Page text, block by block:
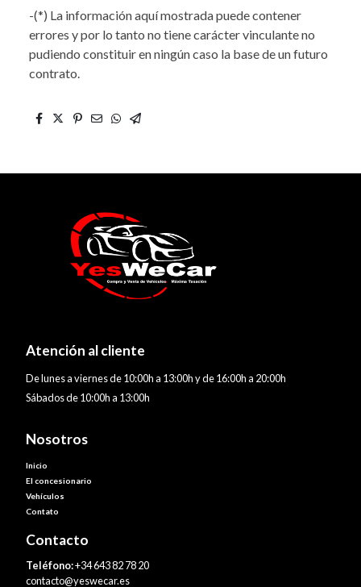
-(*) La información aquí mostrada puede contener
errores y por lo tanto no tiene carácter vinculante no
pudiendo constituir en ningún caso la base de un futuro
contrato.
Atención al cliente
De lunes a viernes de 10:00h a 13:00h y de 16:00h a 20:00h
Sábados de 10:00h a 13:00h
Nosotros
Inicio
El concesionario
Vehículos
Contato
Contacto
Teléfono:+34 643 82 78 20
contacto@yeswecar.es